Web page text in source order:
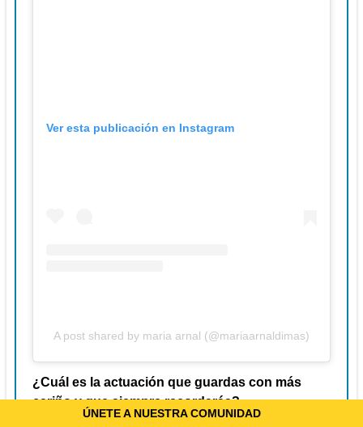
ÚNETE A NUESTRA COMUNIDAD
Ver esta publicación en Instagram
A post shared by maria arnal (@mariaarnaldimas)
¿Cuál es la actuación que guardas con más
cariño y que siempre recordarás?